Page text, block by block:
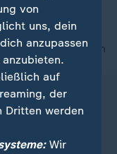
nach oben
von
uns, dein
anzupassen
auf
der
Dritten werden
Wir